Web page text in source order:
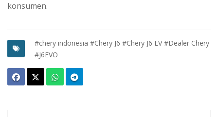
konsumen.
#chery indonesia #Chery J6 #Chery J6 EV #Dealer Chery
#J6EVO